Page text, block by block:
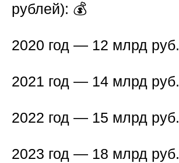
рублей): 💰
2020 год — 12 млрд руб.
2021 год — 14 млрд руб.
2022 год — 15 млрд руб.
2023 год — 18 млрд руб.